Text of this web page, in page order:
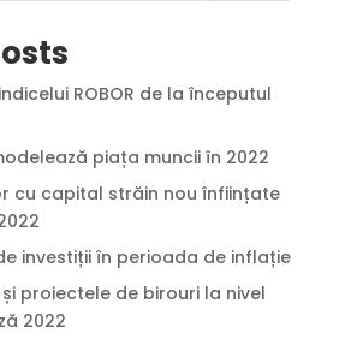
ROBOR de la începutul
piața muncii în 2022
cu capital străin nou înființate
investiții în perioada de inflație
proiectele de birouri la nivel
2022